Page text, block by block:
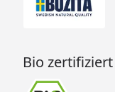
Bio zertifiziert